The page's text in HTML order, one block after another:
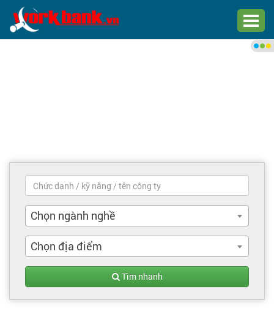
Trang chủ
Việc làm mới nhất
Tìm việc làm
Chọn ngành nghề
Chọn địa điểm
Tìm nhanh